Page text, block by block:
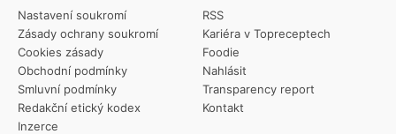
Nastavení soukromí
Zásady ochrany soukromí
Cookies zásady
Obchodní podmínky
Smluvní podmínky
Redakční etický kodex
Inzerce
RSS
Kariéra v Topreceptech
Foodie
Nahlásit
Transparency report
Kontakt